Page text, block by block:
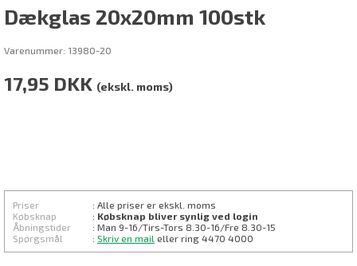
Dækglas 20x20mm 100stk
Varenummer: 13980-20
17,95 DKK (ekskl. moms)
Priser
: Alle priser er ekskl. moms
Købsknap
: Købsknap bliver synlig ved login
Åbningstider
: Man 9-16/Tirs-Tors 8.30-16/Fre 8.30-15
Spørgsmål
: Skriv en mail eller ring 4470 4000